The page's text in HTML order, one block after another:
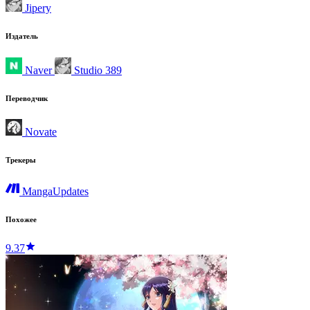
Jipery
Издатель
Naver Studio 389
Переводчик
Novate
Трекеры
MangaUpdates
Похожее
9.37